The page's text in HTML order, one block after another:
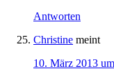
Antworten
Christine meint
10. März 2013